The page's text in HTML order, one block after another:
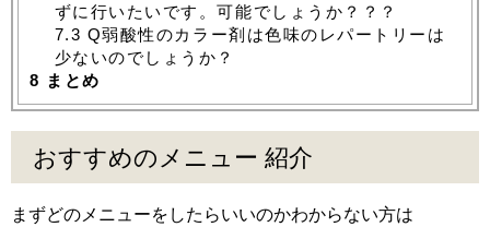
ずに行いたいです。可能でしょうか？？？
7.3 Q弱酸性のカラー剤は色味のレパートリーは
少ないのでしょうか？
8 まとめ
おすすめのメニュー 紹介
まずどのメニューをしたらいいのかわからない方は